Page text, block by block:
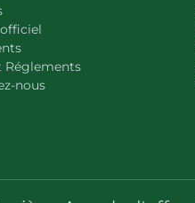
Réglements
nous